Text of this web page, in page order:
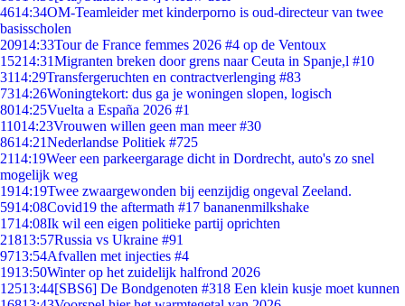
4614:34OM-Teamleider met kinderporno is oud-directeur van twee
basisscholen
20914:33Tour de France femmes 2026 #4 op de Ventoux
15214:31Migranten breken door grens naar Ceuta in Spanje,l #10
3114:29Transfergeruchten en contractverlenging #83
7314:26Woningtekort: dus ga je woningen slopen, logisch
8014:25Vuelta a España 2026 #1
11014:23Vrouwen willen geen man meer #30
8614:21Nederlandse Politiek #725
2114:19Weer een parkeergarage dicht in Dordrecht, auto's zo snel
mogelijk weg
1914:19Twee zwaargewonden bij eenzijdig ongeval Zeeland.
5914:08Covid19 the aftermath #17 bananenmilkshake
1714:08Ik wil een eigen politieke partij oprichten
21813:57Russia vs Ukraine #91
9713:54Afvallen met injecties #4
1913:50Winter op het zuidelijk halfrond 2026
12513:44[SBS6] De Bondgenoten #318 Een klein kusje moet kunnen